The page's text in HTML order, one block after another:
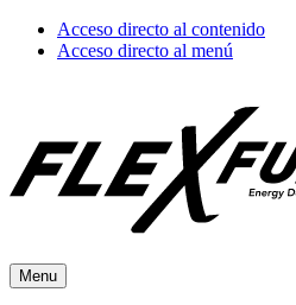
Acceso directo al contenido
Acceso directo al menú
Menu